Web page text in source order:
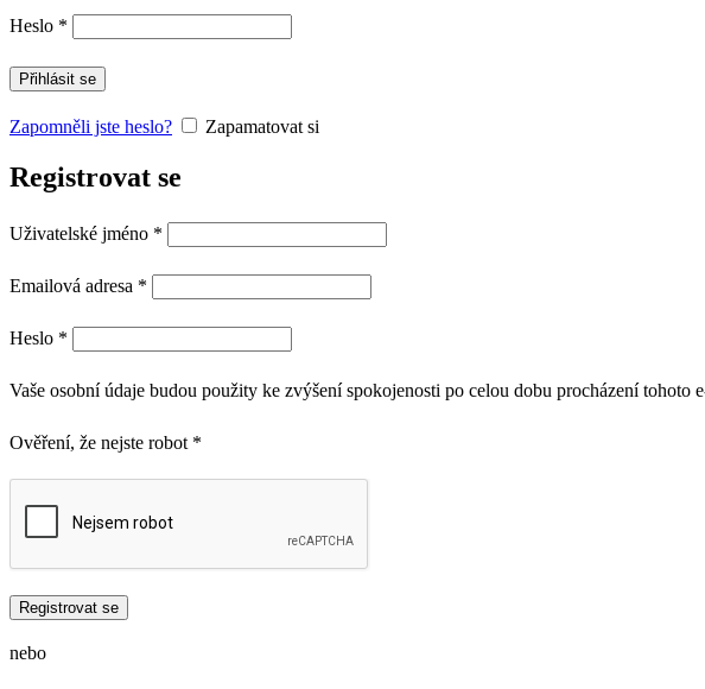
Heslo *
Přihlásit se
Zapomněli jste heslo? Zapamatovat si
Registrovat se
Uživatelské jméno *
Emailová adresa *
Heslo *
Vaše osobní údaje budou použity ke zvýšení spokojenosti po celou dobu procházení tohoto
Ověření, že nejste robot *
Registrovat se
nebo